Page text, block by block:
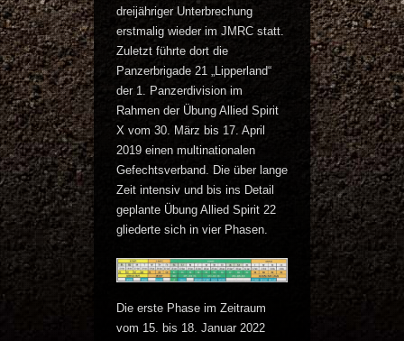
dreijähriger Unterbrechung
erstmalig wieder im JMRC statt.
Zuletzt führte dort die
Panzerbrigade 21 „Lipperland“
der 1. Panzerdivision im
Rahmen der Übung Allied Spirit
X vom 30. März bis 17. April
2019 einen multinationalen
Gefechtsverband. Die über lange
Zeit intensiv und bis ins Detail
geplante Übung Allied Spirit 22
gliederte sich in vier Phasen.
Die erste Phase im Zeitraum
vom 15. bis 18. Januar 2022